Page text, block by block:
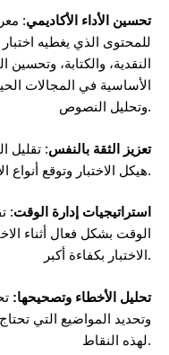
تحسين الأداء الأكاديمي:
للمحتوى الذي يغطيه
النقدية، والكتابة، وتحسين
الأساسية في المجالات
وتحليل النصوص.
تعزيز الثقة بالنفس: تقليل
هيكل الاختبار وتوقع أنواع الأسئلة، يمكن للطلاب الشعور بثقة أكبر.
استراتيجيات إدارة الوقت:
الوقت بشكل فعال أثناء
الاختبار بكفاءة أكبر.
تحليل الأخطاء وتصحيحها:
وتحديد المواضيع التي
لهذه النقاط.